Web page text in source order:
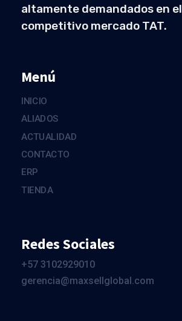
altamente demandados en el
competitivo mercado TAT.
Menú
INICIO
ALIADOS
ACTUALIDAD
CONTACTO
ERP
TIENDA
Redes Sociales
+57 3102929010
gerencia@maxsellglobal.com